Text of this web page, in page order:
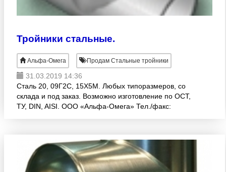
Тройники стальные.
Альфа-Омега Продам Стальные тройники
31.03.2019 14:36
Сталь 20, 09Г2С, 15Х5М. Любых типоразмеров, со
склада и под заказ. Возможно изготовление по ОСТ,
ТУ, DIN, AISI. ООО «Альфа-Омега» Тел./факс: